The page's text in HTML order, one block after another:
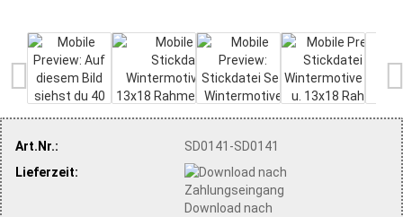
Art.Nr.:
SD0141-SD0141
Lieferzeit:
Download nach